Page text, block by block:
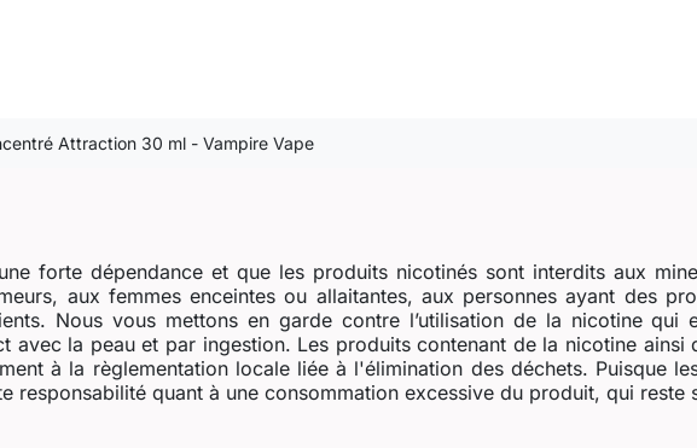
Attraction 30 ml - Vampire Vape
forte dépendance et que les produits nicotinés sont interdits aux
aux femmes enceintes ou allaitantes, aux personnes ayant des
Nous vous mettons en garde contre l’utilisation de la nicotine qui
avec la peau et par ingestion. Les produits contenant de la nicotine ainsi
à la règlementation locale liée à l'élimination des déchets. Puisque
responsabilité quant à une consommation excessive du produit, qui reste